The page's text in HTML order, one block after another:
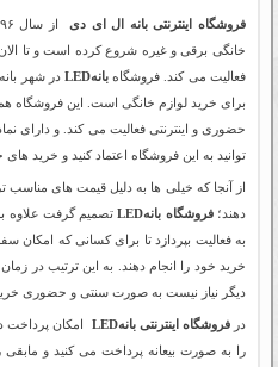
فروشگاه اینترنتی بانه ال ای دی
فعالیت می کند. فروشگاه بانهLED
در شهر
برای خرید لوازم خانگی است. این
حضوری و اینترنتی فعالیت می کند. و دارای
توانید به این فروشگاه اعتماد کنید و خرید های
از آنجا که خیلی ها به دلیل قیمت های مناسب
دهند؛فروشگاه بانهLED
تصمیم گرفت علاوه
به فعالیت بپردازد تا برای کسانی که امکان
خرید خود را انجام دهند. به این ترتیب در
دیگر نیاز نیست به صورت سنتی و حضوری خرید
درفروشگاه اینترنتی بانهLED
امکان پرداخت
را به صورت بیعانه پرداخت می کنید و مابقی